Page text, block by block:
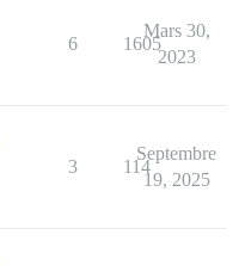
6 1605
Mars 30,
2023
3 114
Septembre
19, 2025